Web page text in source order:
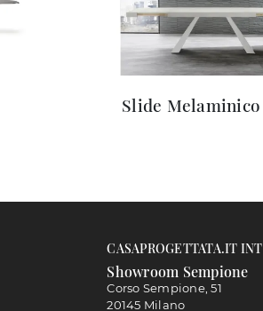
Slide Melaminico
CASAPROGETTATA.IT
Showroom Sempione
Corso Sempione, 51
20145 Milano